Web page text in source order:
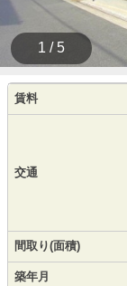
1 / 5
賃料
交通
間取り(面積)
築年月